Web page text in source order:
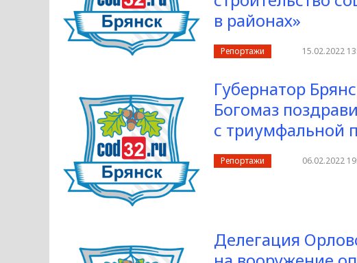
в районах»
Репортажи 15.02.2022
Губернатор
Богомаз
с триумфальной
Репортажи 06.02.2022
Делегация